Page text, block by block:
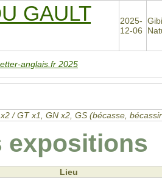
GAULT
2025-
12-06
anglais.fr 2025
/ GT x1, GN x2, GS (bécasse,
expositions
Lieu